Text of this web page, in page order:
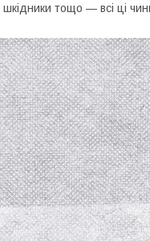
тощо — всі ці